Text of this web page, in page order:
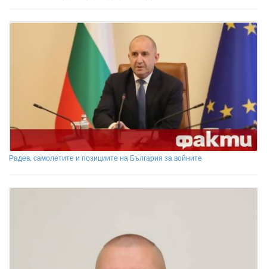
Радев, самолетите и позициите на България за войните